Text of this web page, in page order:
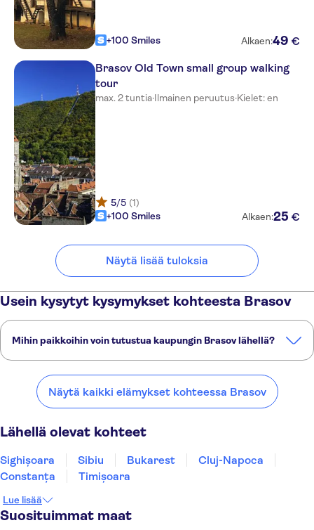
+100 Smiles Alkaen:49 €
Brasov Old Town small group walking
tour
max. 2 tuntia·Ilmainen peruutus·Kielet: en
5/5 (1)
+100 Smiles
Alkaen:25 €
Näytä lisää tuloksia
Usein kysytyt kysymykset kohteesta Brasov
Mihin paikkoihin voin tutustua kaupungin Brasov lähellä?
Sighișoara Sibiu Bukarest Cluj-Napoca Constanța
Näytä kaikki elämykset kohteessa Brasov
Lähellä olevat kohteet
Sighișoara Sibiu Bukarest
Cluj-Napoca
Constanța
Timișoara
Lue lisää
Suosituimmat maat